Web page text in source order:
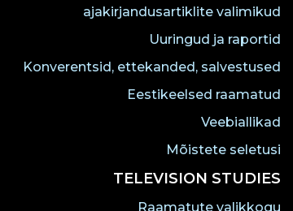
ajakirjandusartiklite valimikud
Uuringud ja raportid
Konverentsid, ettekanded, salvestused
Eestikeelsed raamatud
Veebiallikad
Mõistete seletusi
TELEVISION STUDIES
Raamatute valikkogu